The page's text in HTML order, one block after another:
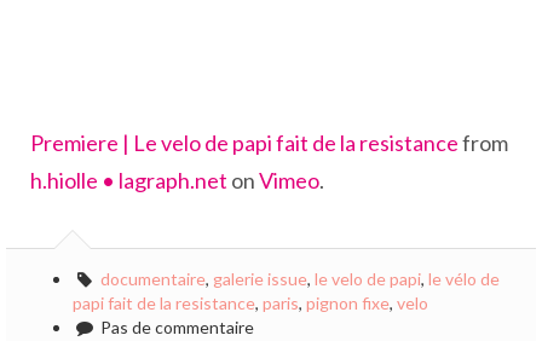
Premiere | Le velo de papi fait de la resistancefrom
h.hiolle • lagraph.net onVimeo.
documentaire, galerie issue, le velo de papi, le vélo de
papi fait de la resistance, paris, pignon fixe, velo
Pas de commentaire